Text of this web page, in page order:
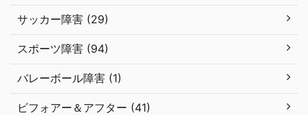
サッカー障害 (29)
スポーツ障害 (94)
バレーボール障害 (1)
ビフォアー＆アフター (41)